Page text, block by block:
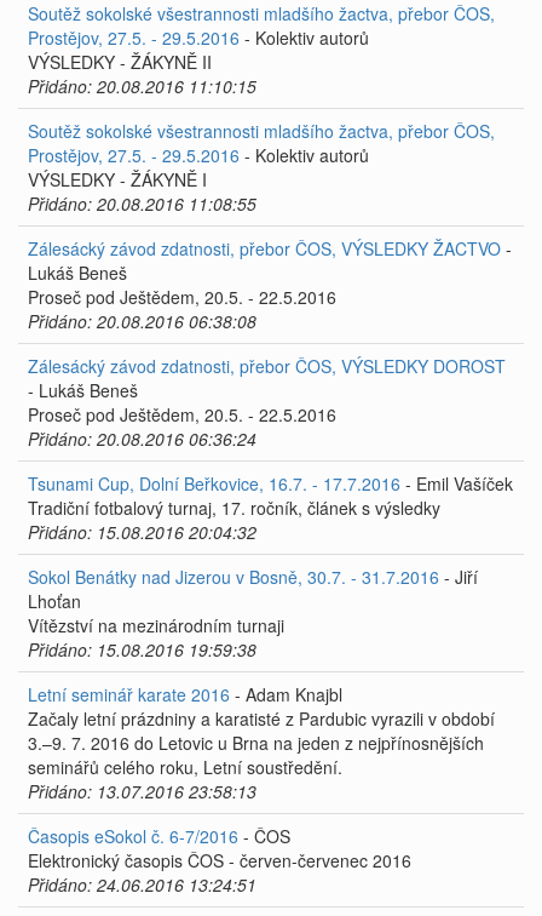
Soutěž sokolské všestrannosti mladšího žactva, přebor ČOS,
Prostějov, 27.5. - 29.5.2016 - Kolektiv autorů
VÝSLEDKY - ŽÁKYNĚ II
Přidáno: 20.08.2016 11:10:15
Soutěž sokolské všestrannosti mladšího žactva, přebor ČOS,
Prostějov, 27.5. - 29.5.2016 - Kolektiv autorů
VÝSLEDKY - ŽÁKYNĚ I
Přidáno: 20.08.2016 11:08:55
Zálesácký závod zdatnosti, přebor ČOS, VÝSLEDKY ŽACTVO -
Lukáš Beneš
Proseč pod Ještědem, 20.5. - 22.5.2016
Přidáno: 20.08.2016 06:38:08
Zálesácký závod zdatnosti, přebor ČOS, VÝSLEDKY DOROST
- Lukáš Beneš
Proseč pod Ještědem, 20.5. - 22.5.2016
Přidáno: 20.08.2016 06:36:24
Tsunami Cup, Dolní Beřkovice, 16.7. - 17.7.2016 - Emil Vašíček
Tradiční fotbalový turnaj, 17. ročník, článek s výsledky
Přidáno: 15.08.2016 20:04:32
Sokol Benátky nad Jizerou v Bosně, 30.7. - 31.7.2016 - Jiří
Lhoťan
Vítězství na mezinárodním turnaji
Přidáno: 15.08.2016 19:59:38
Letní seminář karate 2016 - Adam Knajbl
Začaly letní prázdniny a karatisté z Pardubic vyrazili v období
3.–9. 7. 2016 do Letovic u Brna na jeden z nejpřínosnějších
seminářů celého roku, Letní soustředění.
Přidáno: 13.07.2016 23:58:13
Časopis eSokol č. 6-7/2016 - ČOS
Elektronický časopis ČOS - červen-červenec 2016
Přidáno: 24.06.2016 13:24:51